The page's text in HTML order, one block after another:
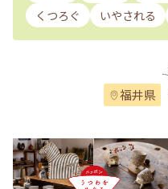
くつろぐ
いやされる
福井県